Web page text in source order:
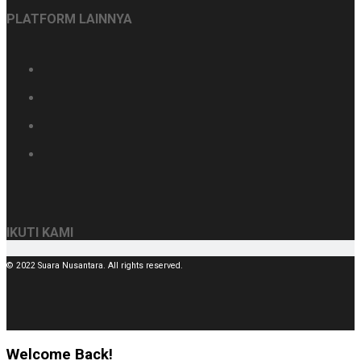
PLATFORM LAINNYA
IKUTI KAMI
© 2022 Suara Nusantara. All rights reserved.
Welcome Back!